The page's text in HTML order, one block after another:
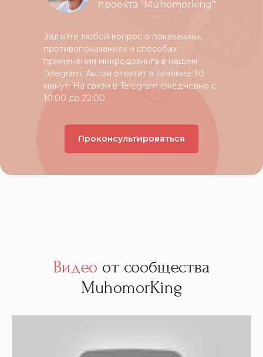
Проконсультироваться
проекта "Muhomorking"
Задайте любой вопрос о показаниях,
противопоказаниях и способах
применения микродозинга в нашем
Telegram. Антон ответит в течение 30
минут. На связи в Telegram ежедневно с
10:00 до 22:00.
Видео от сообщества
MuhomorKing